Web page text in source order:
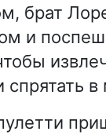
брат
и
спрятать